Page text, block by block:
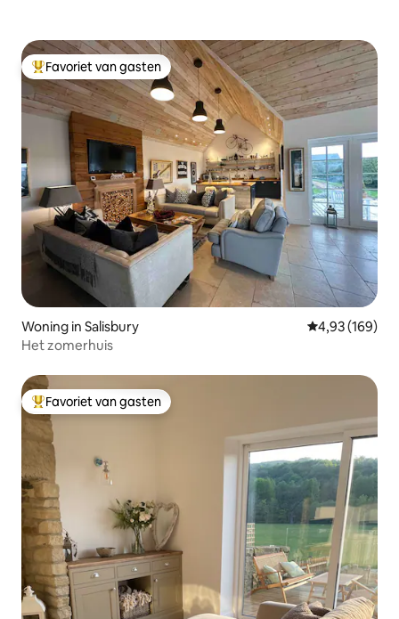
Topfavoriet van gasten
Favoriet van gasten
Woning in Salisbury Gemiddelde
4,93 (169)
Het zomerhuis
Topfavoriet van gasten
Favoriet van gasten